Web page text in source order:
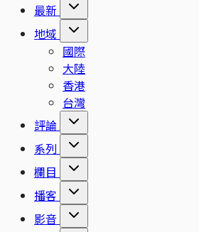
最新
地域
國際
大陸
香港
台灣
評論
系列
欄目
播客
影音